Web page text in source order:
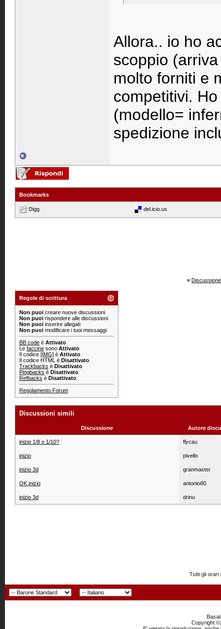
Allora.. io ho
scoppio
molto forniti e
competitivi.
(modello=
spedizione
Bookmarks
Digg del.icio.us
«
Regole di scrittura
Non puoi creare nuove discussioni
Non puoi rispondere alle discussioni
Non puoi inserire allegati
Non puoi modificare i tuoi messaggi
BB code è Attivato
Le faccine sono Attivato
Il codice [IMG] è Attivato
Il codice HTML è Disattivato
Trackbacks è Disattivato
Pingbacks è Disattivato
Refbacks è Disattivato
Regolamento Forum
Discussioni simili
Discussione Autore
inizio 1/8 o 1/10? flycau
inizio pivello
inizio 3d granmaster
OK inizio antonio80
inizio 3d drinu
Tutti gli orari
Copyright